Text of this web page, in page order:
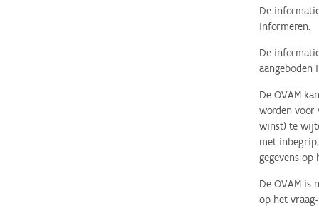
De
informeren.
De
aangeboden
De OVAM
worden voor
winst) te
met
gegevens
De OVAM is
op het